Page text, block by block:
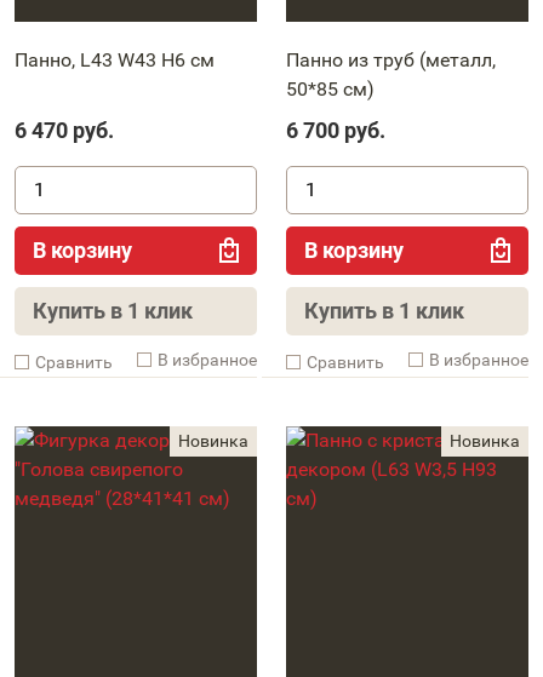
Панно, L43 W43 H6 см
6 470 руб.
В корзину
Купить в 1 клик
Cравнить В избранное
Панно из труб (металл,
50*85 см)
6 700 руб.
В корзину
Купить в 1 клик
Cравнить В избранное